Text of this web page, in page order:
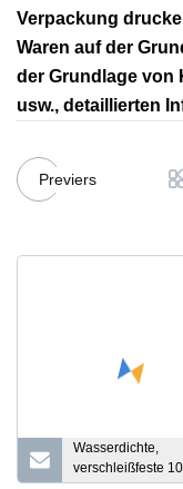
Verpackung
Waren auf der
der Grundlage von
usw., detaillierten
Previers
Wasserdichte,
verschleißfeste